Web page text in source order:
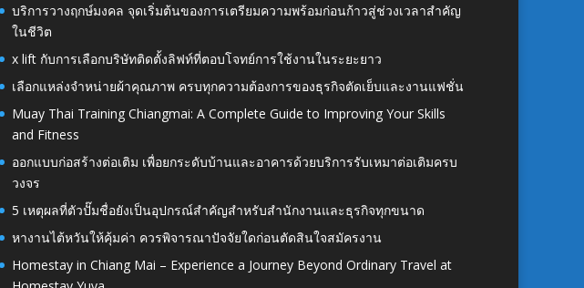
บริการวางฤกษ์มงคล จุดเริ่มต้นของการเตรียมความพร้อมก่อนก้าวสู่ช่วงเวลาสำคัญ
ในชีวิต
x lift กับการเลือกบริษัทติดตั้งลิฟท์ที่ตอบโจทย์การใช้งานในระยะยาว
เลือกแหล่งจำหน่ายผ้าคุณภาพ ครบทุกความต้องการของธุรกิจตัดเย็บและงานแฟชั่น
Muay Thai Training Chiangmai: A Complete Guide to Improving Your Skills
and Fitness
ออกแบบก่อสร้างต่อเติม เพื่อยกระดับบ้านและอาคารด้วยบริการรับเหมาต่อเติมครบ
วงจร
5 เหตุผลที่ตัวปั๊มชื่อยังเป็นอุปกรณ์สำคัญสำหรับสำนักงานและธุรกิจทุกขนาด
หางานไต้หวันให้คุ้มค่า ควรพิจารณาปัจจัยใดก่อนตัดสินใจสมัครงาน
Homestay in Chiang Mai – Experience a Journey Beyond Ordinary Travel at